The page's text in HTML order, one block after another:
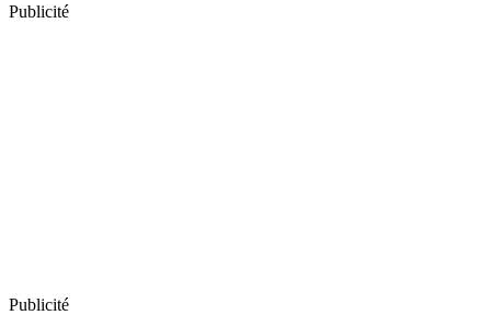
Publicité
Publicité